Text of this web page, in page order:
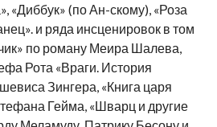
«Диббук» (по Ан-скому), «Роза
и ряда инсценировок в том
по роману Меира Шалева,
Рота «Враги. История
Зингера, «Книга царя
Гейма, «Шварц и другие